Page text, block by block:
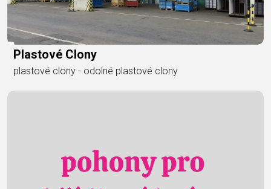
Plastové Clony
plastové clony - odolné plastové clony